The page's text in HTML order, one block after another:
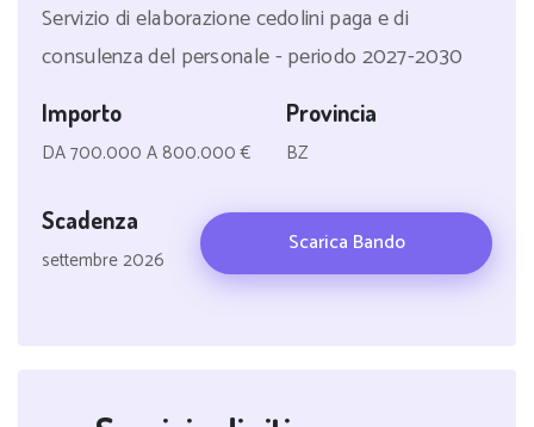
Servizio di elaborazione cedolini paga e di
consulenza del personale - periodo 2027-2030
Importo
DA 700.000 A 800.000 €
Provincia
BZ
Scadenza
settembre 2026
Scarica Bando